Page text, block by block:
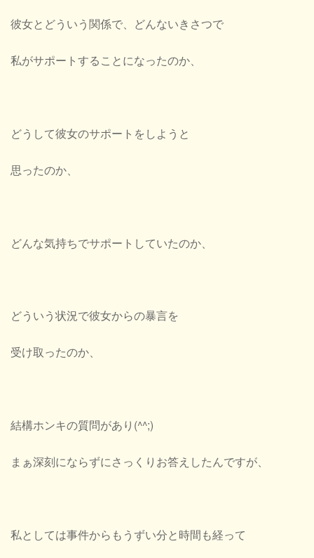
彼女とどういう関係で、どんないきさつで
私がサポートすることになったのか、
どうして彼女のサポートをしようと
思ったのか、
どんな気持ちでサポートしていたのか、
どういう状況で彼女からの暴言を
受け取ったのか、
結構ホンキの質問があり(^^;)
まぁ深刻にならずにさっくりお答えしたんですが、
私としては事件からもうずい分と時間も経って